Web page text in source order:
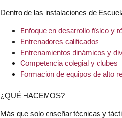
Dentro de las instalaciones de
Enfoque en desarrollo físico y
Entrenadores calificados
Entrenamientos dinámicos y
Competencia colegial y clubes
Formación de equipos de alto
¿QUÉ HACEMOS?
Más que solo enseñar técnicas y